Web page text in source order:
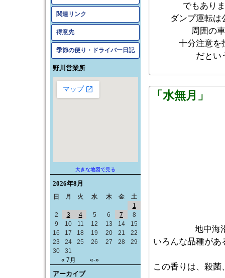
関連リンク
得意先
季節の便り・ドライバー日記
野川営業所
大きな地図で見る
2026年8月
日 月 火 水 木 金 土
« 7月 «-»
1
2
3 4 5 6 7
8
9
10 11 12 13 14
15
16
17 18 19 20 21
22
23
24 25 26 27 28
29
30
31
アーカイブ
でもあり
ダンプ運転は
周囲の
十分注意を
だとい
「水無月」
地中海
いろんな品種があ
この香りは、殺